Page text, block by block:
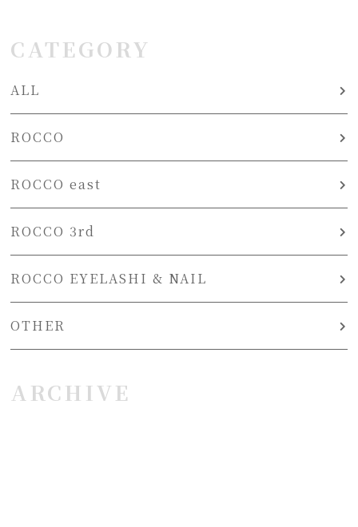
CATEGORY
ALL
ROCCO
ROCCO east
ROCCO 3rd
ROCCO EYELASHI & NAIL
OTHER
ARCHIVE